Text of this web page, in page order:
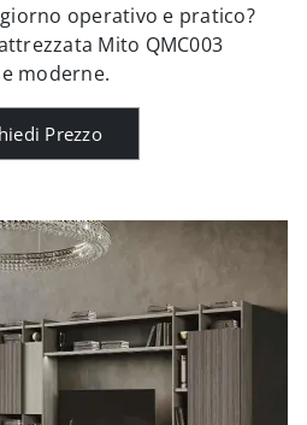
operativo e pratico?
Mito QMC003
moderne.
Prezzo